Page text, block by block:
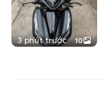
3 phút trước 10